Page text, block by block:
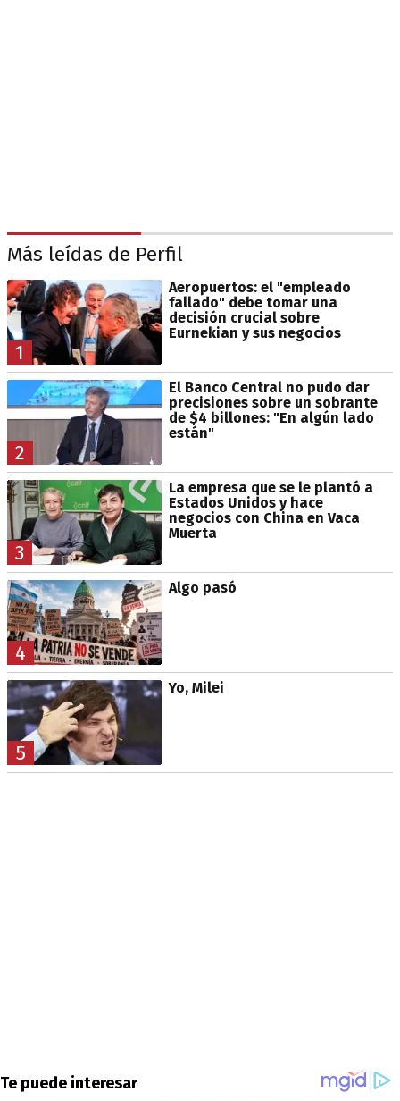
Más leídas de Perfil
1
Aeropuertos: el "empleado
fallado" debe tomar una
decisión crucial sobre
Eurnekian y sus negocios
2
El Banco Central no pudo dar
precisiones sobre un sobrante
de $4 billones: "En algún lado
están"
3
La empresa que se le plantó a
Estados Unidos y hace
negocios con China en Vaca
Muerta
4
Algo pasó
5
Yo, Milei